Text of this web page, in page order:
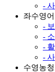
-
좌수영어
-
-
-
-
수영농청